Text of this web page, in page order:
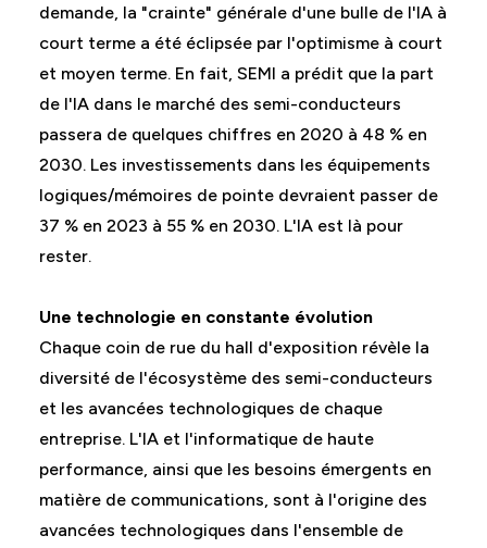
demande, la "crainte" générale d'une bulle de l'IA à
court terme a été éclipsée par l'optimisme à court
et moyen terme. En fait, SEMI a prédit que la part
de l'IA dans le marché des semi-conducteurs
passera de quelques chiffres en 2020 à 48 % en
2030. Les investissements dans les équipements
logiques/mémoires de pointe devraient passer de
37 % en 2023 à 55 % en 2030. L'IA est là pour
rester.
Une technologie en constante évolution
Chaque coin de rue du hall d'exposition révèle la
diversité de l'écosystème des semi-conducteurs
et les avancées technologiques de chaque
entreprise. L'IA et l'informatique de haute
performance, ainsi que les besoins émergents en
matière de communications, sont à l'origine des
avancées technologiques dans l'ensemble de